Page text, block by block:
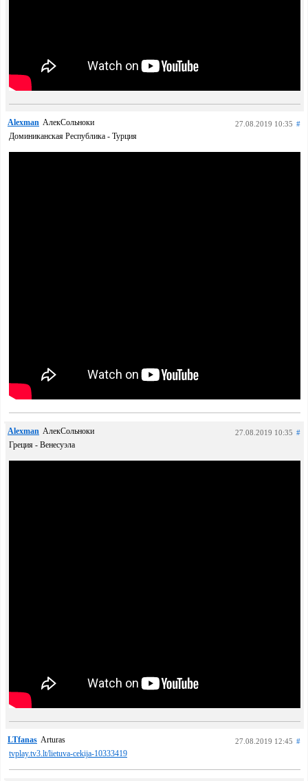
Alexman АлекСольноки 27.08.2019 10:35 #
Доминиканская Республика - Турция
Alexman АлекСольноки 27.08.2019 10:35 #
Греция - Венесуэла
LTfanas Arturas 27.08.2019 12:45 #
tvplay.tv3.lt/lietuva-cekija-10333419